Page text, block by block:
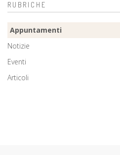
RUBRICHE
Appuntamenti
Notizie
Eventi
Articoli